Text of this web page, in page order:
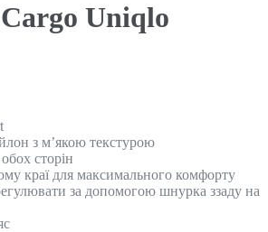
Uniqlo
з м’якою текстурою
сторін
краї для максимального комфорту
за допомогою шнурка ззаду на